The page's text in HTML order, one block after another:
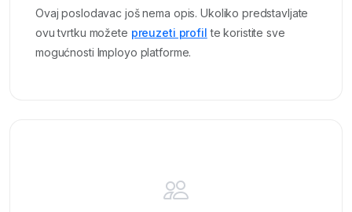
Ovaj poslodavac još nema opis. Ukoliko predstavljate
ovu tvrtku možete preuzeti profil te koristite sve
mogućnosti Imployo platforme.